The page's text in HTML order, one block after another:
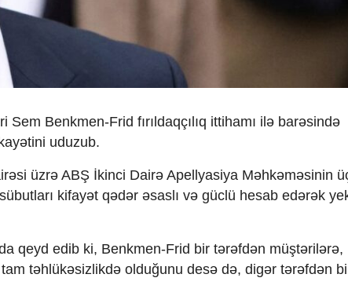
Benkmen-Frid fırıldaqçılıq ittihamı ilə barəsində
uduzub.
üzrə ABŞ İkinci Dairə Apellyasiya Məhkəməsinin
kifayət qədər əsaslı və güclü hesab edərək
qeyd edib ki, Benkmen-Frid bir tərəfdən müştərilərə,
təhlükəsizlikdə olduğunu desə də, digər tərəfdən